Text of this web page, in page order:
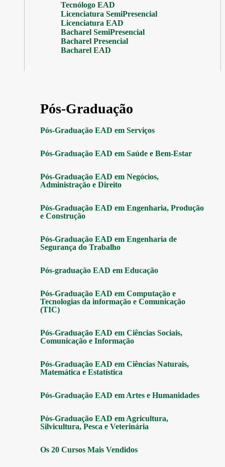
Tecnólogo EAD
Licenciatura SemiPresencial
Licenciatura EAD
Bacharel SemiPresencial
Bacharel Presencial
Bacharel EAD
Pós-Graduação
Pós-Graduação EAD em Serviços
Pós-Graduação EAD em Saúde e Bem-Estar
Pós-Graduação EAD em Negócios,
Administração e Direito
Pós-Graduação EAD em Engenharia, Produção
e Construção
Pós-Graduação EAD em Engenharia de
Segurança do Trabalho
Pós-graduação EAD em Educação
Pós-Graduação EAD em Computação e
Tecnologias da informação e Comunicação
(TIC)
Pós-Graduação EAD em Ciências Sociais,
Comunicação e Informação
Pós-Graduação EAD em Ciências Naturais,
Matemática e Estatística
Pós-Graduação EAD em Artes e Humanidades
Pós-Graduação EAD em Agricultura,
Silvicultura, Pesca e Veterinária
Os 20 Cursos Mais Vendidos